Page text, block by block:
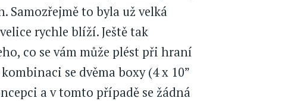
Samozřejmě to byla už velká
rychle blíží. Ještě tak
co se vám může plést při hraní
se dvěma boxy (4 x 10”
a v tomto případě se žádná